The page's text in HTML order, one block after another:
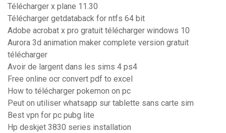
Télécharger x plane 11.30
Télécharger getdataback for ntfs 64 bit
Adobe acrobat x pro gratuit télécharger windows 10
Aurora 3d animation maker complete version gratuit
télécharger
Avoir de largent dans les sims 4 ps4
Free online ocr convert pdf to excel
How to télécharger pokemon on pc
Peut on utiliser whatsapp sur tablette sans carte sim
Best vpn for pc pubg lite
Hp deskjet 3830 series installation